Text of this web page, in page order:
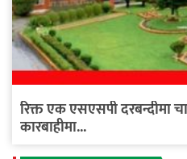
रिक्त एक एसएसपी दरबन्दीमा
कारबाहीमा...